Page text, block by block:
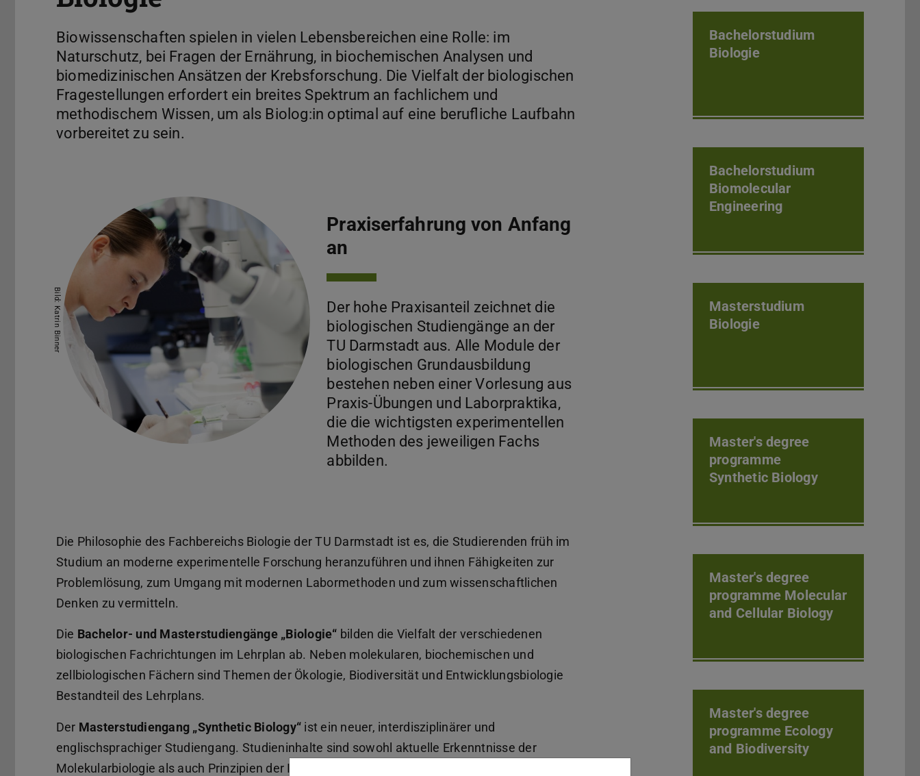
Biowissenschaften spielen in vielen Lebensbereichen eine Rolle: im
Naturschutz, bei Fragen der Ernährung, in biochemischen Analysen und
biomedizinischen Ansätzen der Krebsforschung. Die Vielfalt der biologischen
Fragestellungen erfordert ein breites Spektrum an fachlichem und
methodischem Wissen, um als Biolog:in optimal auf eine berufliche Laufbahn
vorbereitet zu sein.
Bild: Katrin Binner
Praxiserfahrung von Anfang
an
Der hohe Praxisanteil zeichnet die
biologischen Studiengänge an der
TU Darmstadt aus. Alle Module der
biologischen Grundausbildung
bestehen neben einer Vorlesung aus
Praxis-Übungen und Laborpraktika,
die die wichtigsten experimentellen
Methoden des jeweiligen Fachs
abbilden.
Die Philosophie des Fachbereichs Biologie der TU Darmstadt ist es, die Studierenden früh im
Studium an moderne experimentelle Forschung heranzuführen und ihnen Fähigkeiten zur
Problemlösung, zum Umgang mit modernen Labormethoden und zum wissenschaftlichen
Denken zu vermitteln.
Die Bachelor- und Masterstudiengänge „Biologie“ bilden die Vielfalt der verschiedenen
biologischen Fachrichtungen im Lehrplan ab. Neben molekularen, biochemischen und
zellbiologischen Fächern sind Themen der Ökologie, Biodiversität und Entwicklungsbiologie
Bestandteil des Lehrplans.
Der Masterstudiengang „Synthetic Biology“ ist ein neuer, interdisziplinärer und
englischsprachiger Studiengang. Studieninhalte sind sowohl aktuelle Erkenntnisse der
Molekularbiologie als auch Prinzipien der Ingenieur- und Materialwissenschaften. Es ist der
Bachelorstudium
Biologie
Bachelorstudium
Biomolecular
Engineering
Masterstudium
Biologie
Master's degree
programme
Synthetic Biology
Master's degree
programme Molecular
and Cellular Biology
Master's degree
programme Ecology
and Biodiversity